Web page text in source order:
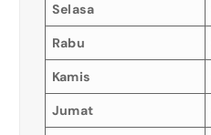
Selasa
Rabu
Kamis
Jumat